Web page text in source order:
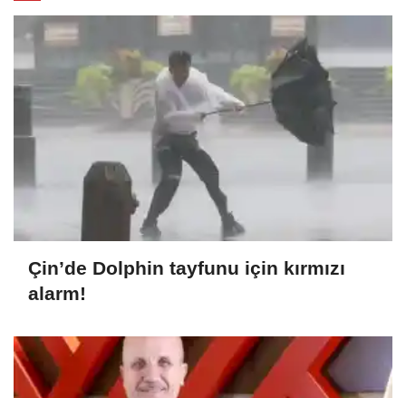
Çin’de Dolphin tayfunu için kırmızı
alarm!